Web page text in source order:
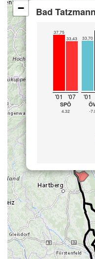
Bad
37,75
33,43
'01 '07
SPÖ
4.32
33,70
'01
-
−